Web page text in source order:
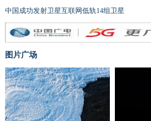
中国成功发射卫星互联网低轨14组卫星
图片广场